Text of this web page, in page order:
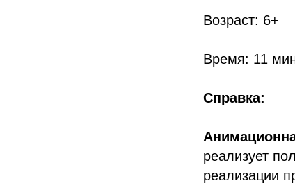
Возраст: 6+
Время: 11
Справка:
реализует
реализации